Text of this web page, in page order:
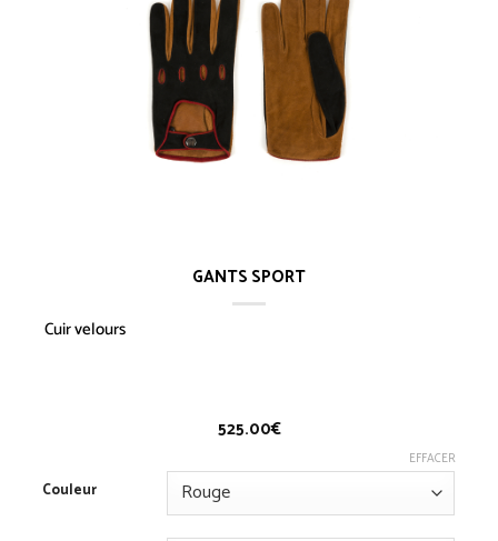
GANTS SPORT
Cuir velours
525.00€
Couleur
EFFACER